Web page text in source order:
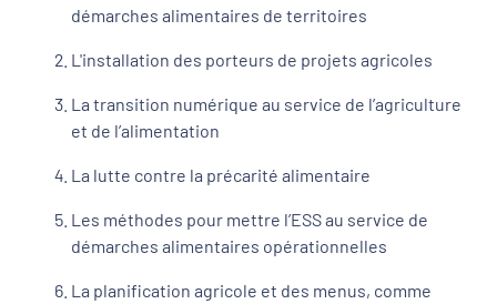
démarches alimentaires de territoires
L'installation des porteurs de projets agricoles
La transition numérique au service de l’agriculture
et de l’alimentation
La lutte contre la précarité alimentaire
Les méthodes pour mettre l’ESS au service de
démarches alimentaires opérationnelles
La planification agricole et des menus, comme